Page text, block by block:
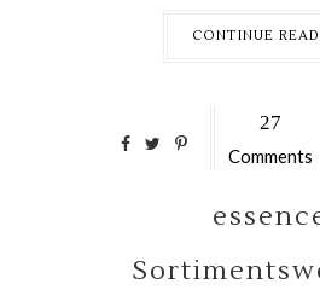
CONTINUE
27
Comments